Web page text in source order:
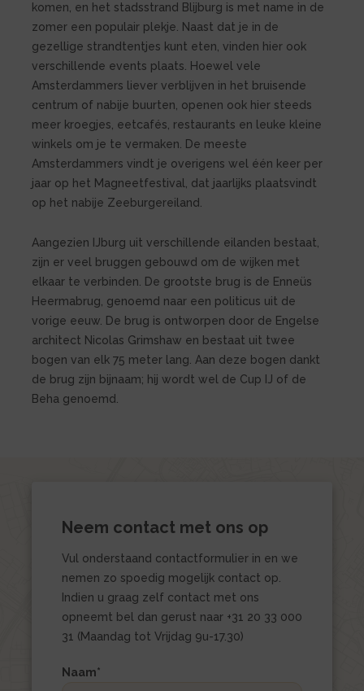
komen, en het stadsstrand Blijburg is met name in de
zomer een populair plekje. Naast dat je in de
gezellige strandtentjes kunt eten, vinden hier ook
verschillende events plaats. Hoewel vele
Amsterdammers liever verblijven in het bruisende
centrum of nabije buurten, openen ook hier steeds
meer kroegjes, eetcafés, restaurants en leuke kleine
winkels om je te vermaken. De meeste
Amsterdammers vindt je overigens wel één keer per
jaar op het Magneetfestival, dat jaarlijks plaatsvindt
op het nabije Zeeburgereiland.
Aangezien IJburg uit verschillende eilanden bestaat,
zijn er veel bruggen gebouwd om de wijken met
elkaar te verbinden. De grootste brug is de Enneüs
Heermabrug, genoemd naar een politicus uit de
vorige eeuw. De brug is ontworpen door de Engelse
architect Nicolas Grimshaw en bestaat uit twee
bogen van elk 75 meter lang. Aan deze bogen dankt
de brug zijn bijnaam; hij wordt wel de Cup IJ of de
Beha genoemd.
Neem contact met ons op
Vul onderstaand contactformulier in en we
nemen zo spoedig mogelijk contact op.
Indien u graag zelf contact met ons
opneemt bel dan gerust naar +31 20 33 000
31 (Maandag tot Vrijdag 9u-17.30)
Naam*